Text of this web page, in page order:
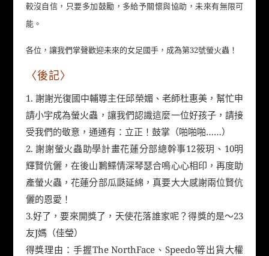
較沒自信，只要多加鼓勵，多給予關懷與協助，未來有無限可
能。
各位，讓我們掌聲歡迎未來的女足國手，成為第32號螢火蟲！
〈後記〉
1. 謝謝光復國中輔導主任邱榮媚、老師杜惠美，幫忙申
請小宇成為螢火蟲，讓我們認識這麼一位好孩子，請接
受我們的敬意，通通有：立正！鼓掌（啪啪啪……）
2. 謝謝螢火蟲助學計畫花蓮分部總幹事12筱玥、10明
輝賢伉儷，在後山鶼鰈情深琴瑟合鳴心心相印，再度助
產螢火蟲，花蓮分部瓜瓞延綿，真要大大感謝兩位賢伉
儷的恩愛！
3.好了，要來開獎了，天使花落誰家呢？得獎的是～23
友J媽（佳瑩）
得獎理由：手握The NorthFace、Speedo等出貨大權